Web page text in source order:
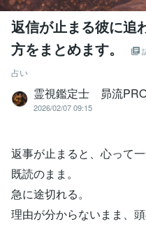
返信が止まる彼に追
方をまとめます。
占い
霊視鑑定士 昴流
2026/02/07 09:15
返事が止まると、心って
既読のまま。
急に途切れる。
理由が分からないまま、